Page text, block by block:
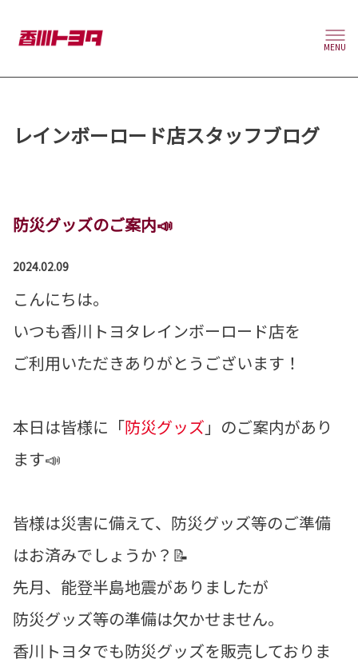
MENU
レインボーロード店スタッフブログ
防災グッズのご案内📣
2024.02.09
こんにちは。
いつも香川トヨタレインボーロード店を
ご利用いただきありがとうございます！
本日は皆様に「防災グッズ 」のご案内があり
ます📣
皆様は災害に備えて、防災グッズ等のご準備
はお済みでしょうか？📝
先月、能登半島地震がありましたが
防災グッズ等の準備は欠かせません。
香川トヨタでも防災グッズを販売しておりま